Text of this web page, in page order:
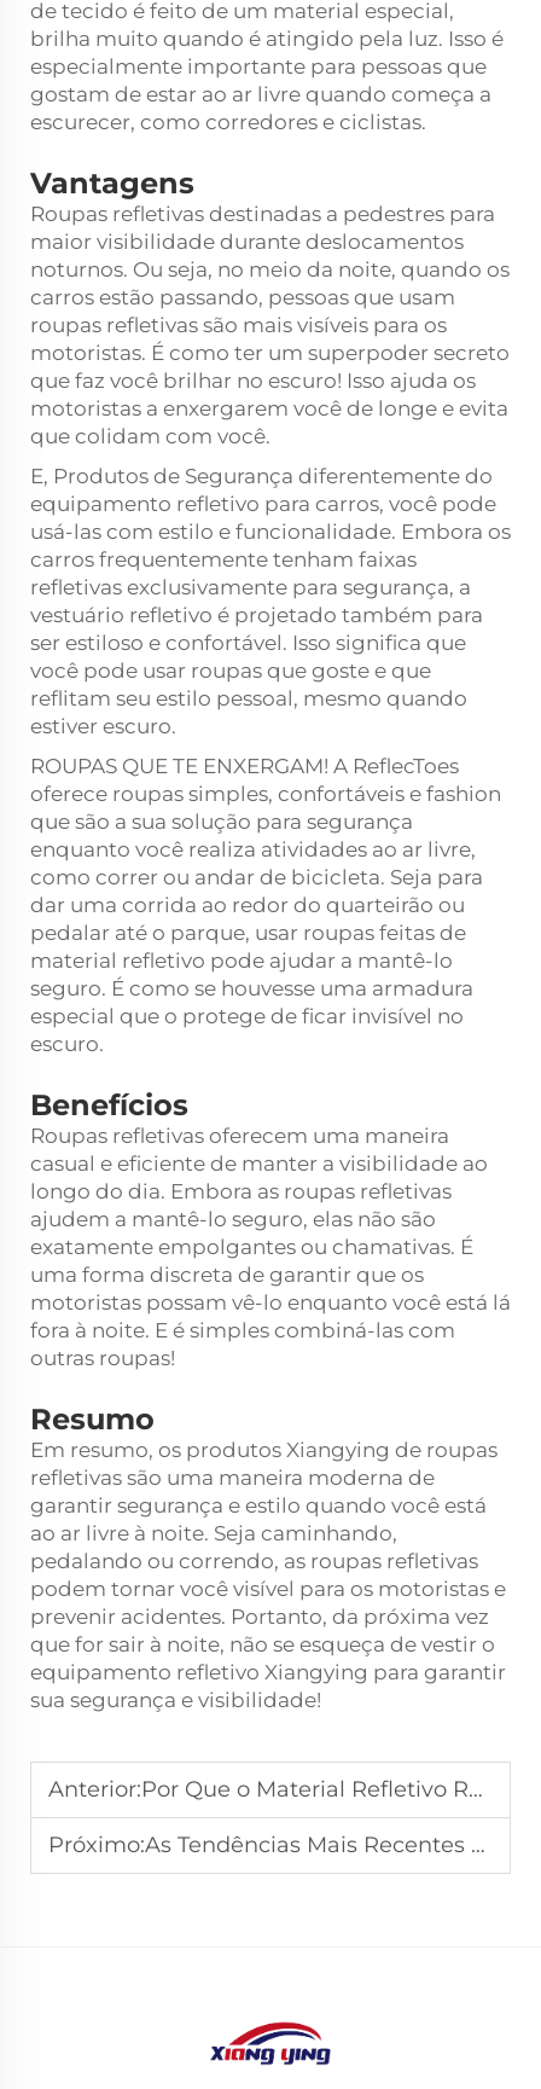
de tecido é feito de um material especial,
brilha muito quando é atingido pela luz. Isso é
especialmente importante para pessoas que
gostam de estar ao ar livre quando começa a
escurecer, como corredores e ciclistas.
Vantagens
Roupas refletivas destinadas a pedestres para
maior visibilidade durante deslocamentos
noturnos. Ou seja, no meio da noite, quando os
carros estão passando, pessoas que usam
roupas refletivas são mais visíveis para os
motoristas. É como ter um superpoder secreto
que faz você brilhar no escuro! Isso ajuda os
motoristas a enxergarem você de longe e evita
que colidam com você.
E, Produtos de Segurança diferentemente do
equipamento refletivo para carros, você pode
usá-las com estilo e funcionalidade. Embora os
carros frequentemente tenham faixas
refletivas exclusivamente para segurança, a
vestuário refletivo é projetado também para
ser estiloso e confortável. Isso significa que
você pode usar roupas que goste e que
reflitam seu estilo pessoal, mesmo quando
estiver escuro.
ROUPAS QUE TE ENXERGAM! A ReflecToes
oferece roupas simples, confortáveis e fashion
que são a sua solução para segurança
enquanto você realiza atividades ao ar livre,
como correr ou andar de bicicleta. Seja para
dar uma corrida ao redor do quarteirão ou
pedalar até o parque, usar roupas feitas de
material refletivo pode ajudar a mantê-lo
seguro. É como se houvesse uma armadura
especial que o protege de ficar invisível no
escuro.
Benefícios
Roupas refletivas oferecem uma maneira
casual e eficiente de manter a visibilidade ao
longo do dia. Embora as roupas refletivas
ajudem a mantê-lo seguro, elas não são
exatamente empolgantes ou chamativas. É
uma forma discreta de garantir que os
motoristas possam vê-lo enquanto você está lá
fora à noite. E é simples combiná-las com
outras roupas!
Resumo
Em resumo, os produtos Xiangying de roupas
refletivas são uma maneira moderna de
garantir segurança e estilo quando você está
ao ar livre à noite. Seja caminhando,
pedalando ou correndo, as roupas refletivas
podem tornar você visível para os motoristas e
prevenir acidentes. Portanto, da próxima vez
que for sair à noite, não se esqueça de vestir o
equipamento refletivo Xiangying para garantir
sua segurança e visibilidade!
Anterior:Por Que o Material Refletivo Reduz as Taxas de Acidentes em Mais de 30%
Próximo:As Tendências Mais Recentes em Vinil Refletivo para Sinalização Comercial